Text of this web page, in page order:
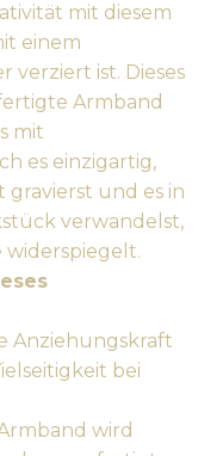
mit diesem
einem
verziert ist. Dieses
Armband
mit
es einzigartig,
gravierst und es in
verwandelst,
widerspiegelt.
Anziehungskraft
bei
wird